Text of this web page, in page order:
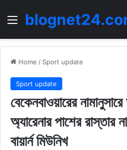
Menu
Home / Sport update
Sport update
বেকেনবাওয়ারের নামানুসারে
অ্যারেনার পাশের রাস্তার
বায়ার্ন মিউনিখ